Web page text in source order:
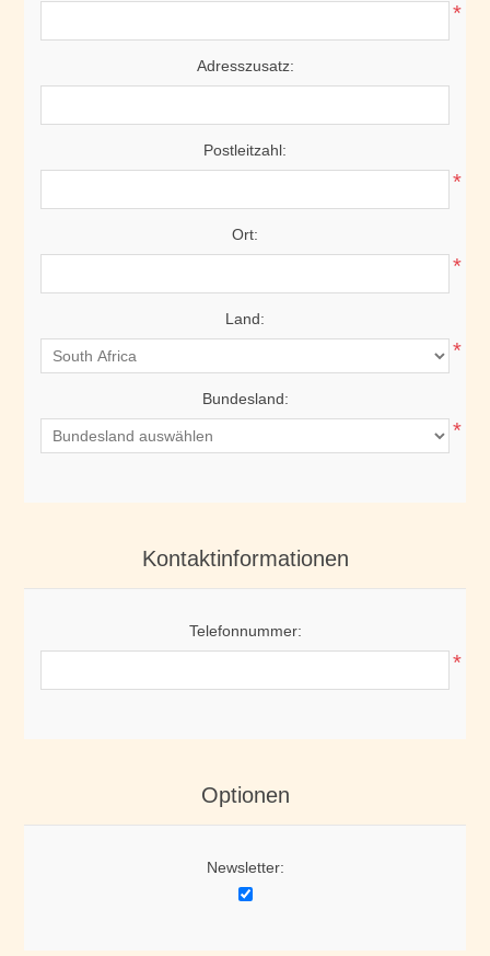
*
Adresszusatz:
Postleitzahl:
*
Ort:
*
Land:
*
Bundesland:
*
Kontaktinformationen
Telefonnummer:
*
Optionen
Newsletter: